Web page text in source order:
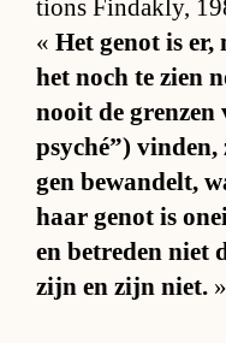
ti­ons Fin­dak­ly,
« Het ge­not is er,
het noch te zien
nooit de gren­zen
psy­ché”)
gen be­wan­delt,
haar ge­not is
en be­tre­den niet
zijn en zijn niet. »